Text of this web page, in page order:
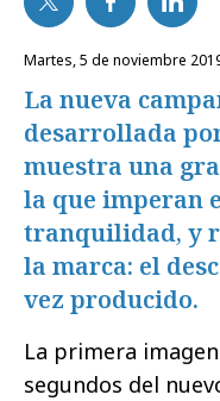
martes, 5 de noviembre
La nueva
desarrollada
muestra una
la que imperan
tranquilidad, y
la marca: el
vez producido.
La primera
segundos del